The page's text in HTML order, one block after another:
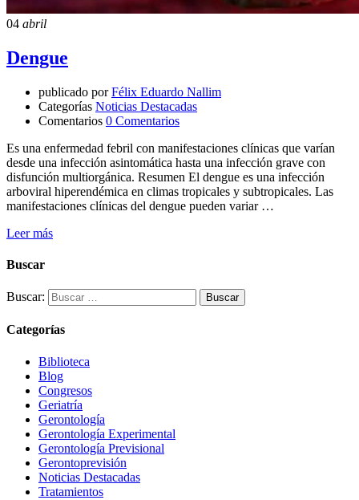
04 abril
Dengue
publicado por Félix Eduardo Nallim
Categorías Noticias Destacadas
Comentarios 0 Comentarios
Es una enfermedad febril con manifestaciones clínicas que varían
desde una infección asintomática hasta una infección grave con
disfunción multiorgánica. Resumen El dengue es una infección
arboviral hiperendémica en climas tropicales y subtropicales. Las
manifestaciones clínicas del dengue pueden variar …
Leer más
Buscar
Buscar:
Categorías
Biblioteca
Blog
Congresos
Geriatría
Gerontología
Gerontología Experimental
Gerontología Previsional
Gerontoprevisión
Noticias Destacadas
Tratamientos